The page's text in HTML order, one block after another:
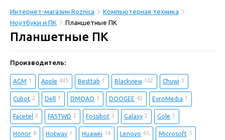
Интернет-магазин Roznica
Компьютерная техника
Ноутбуки и ПК
Планшетные ПК
Планшетные ПК
Производитель:
AGM 1 Apple 445 Besttab 1 Blackview 102 Chuwi 1
Cubot 2 Dell 1 DMOAO 3 DOOGEE 42 EvroMedia 1
Facetel 2 FASTWD 2 Fossibot 3 Galaxy 2 Gole 1
Honor 8 Hotwav 1 Huawei 14 Lenovo 65 Microsoft 5